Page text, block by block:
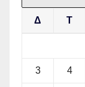
Δ Τ
3 4